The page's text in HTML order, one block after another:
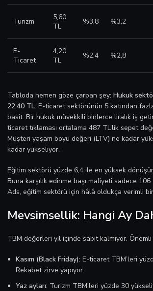
Turizm
5,60
TL
%3,8 %3,2
E-
Ticaret
4,20
TL
%2,4 %2,8
Tabloda hemen göze çarpan şey: Hukuk
22,40 TL. E-ticaret sektörünün 5 katından
basit: Bir hukuk müvekkili binlerce liralık iş
ticaret tıklaması ortalama 487 TL’lik sepet
Müşteri yaşam boyu değeri (LTV) ne kadar
kadar yükseliyor.
Eğitim sektörü yüzde 6,4 ile en yüksek
Buna karşılık edinme başı maliyeti sadece
Ads, eğitim sektörü için hâlâ oldukça verimli
Mevsimsellik: Hangi Ay
TBM değerleri yıl içinde sabit kalmıyor.
Kasım (Black Friday): E-ticaret TBM’leri
Rekabet zirve yapıyor.
Yaz ayları: Turizm TBM’leri yüzde 30